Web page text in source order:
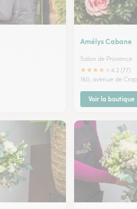
Amélys Cabane
Salon de Provence
★★★★
4.2 (77)
160, avenue de
Voir la boutique